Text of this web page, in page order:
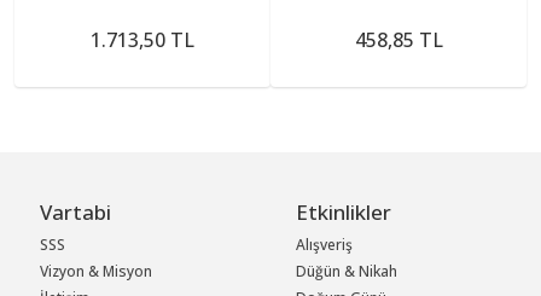
1.713,50 TL 458,85 TL
Vartabi
SSS
Vizyon & Misyon
Etkinlikler
Alışveriş
Düğün & Nikah